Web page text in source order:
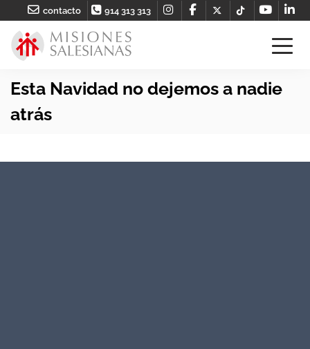
contacto 914 313 313
Esta Navidad no dejemos a nadie
atrás